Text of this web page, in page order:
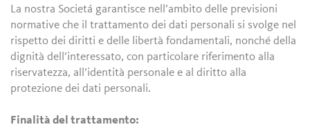
La nostra Societá garantisce nell’ambito delle previsioni
normative che il trattamento dei dati personali si svolge nel
rispetto dei diritti e delle libertà fondamentali, nonché della
dignità dell’interessato, con particolare riferimento alla
riservatezza, all’identità personale e al diritto alla
protezione dei dati personali.
Finalità del trattamento: